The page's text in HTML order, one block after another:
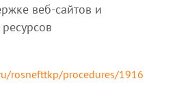
веб-сайтов и
rosnefttkp/procedures/1916